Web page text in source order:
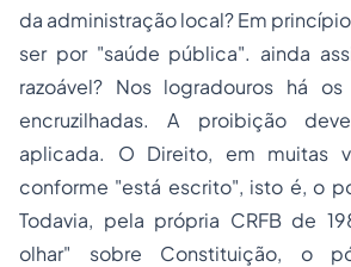
da administração local? Em
ser por "saúde pública". ainda
razoável? Nos logradouros há
encruzilhadas. A proibição
aplicada. O Direito, em muitas
conforme "está escrito", isto é, o
Todavia, pela própria CRFB de
olhar" sobre Constituição, o